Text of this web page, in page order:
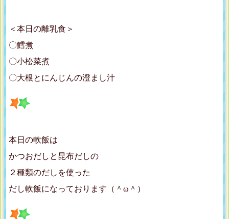
＜本日の離乳食＞
〇鱈煮
〇小松菜煮
〇大根とにんじんの澄まし汁
本日の軟飯は
かつおだしと昆布だしの
２種類のだしを使った
だし軟飯になっております（＾ω＾）